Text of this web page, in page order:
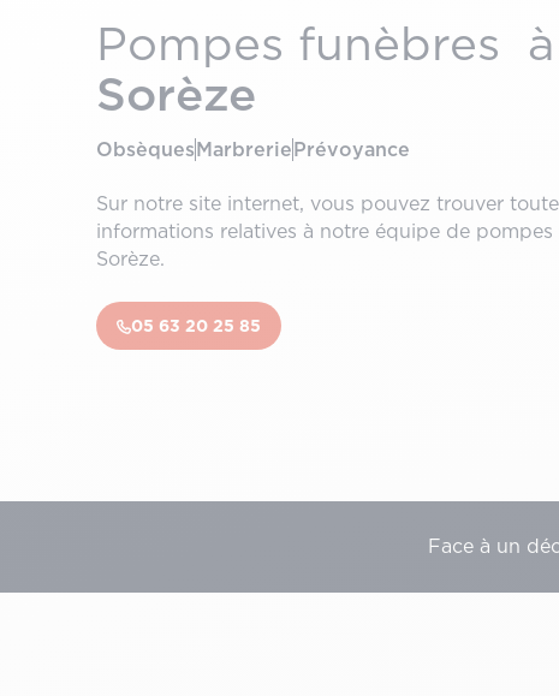
Pompes funèbres à
Sorèze
ObsèquesMarbreriePrévoyance
Sur notre site internet, vous pouvez trouver
informations relatives à notre équipe de pompes
Sorèze.
05 63 20 25 85
Face à un